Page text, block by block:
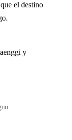
el destino
y